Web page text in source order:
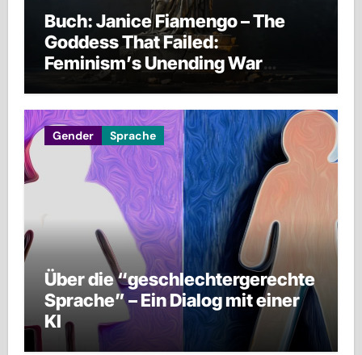
Buch: Janice Fiamengo – The
Goddess That Failed:
Feminism’s Unending War
against Men, Families, and
Civilization Itself
Gender Sprache
Über die “geschlechtergerechte
Sprache” – Ein Dialog mit einer
KI